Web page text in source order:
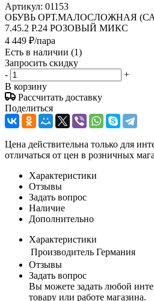
Артикул: 01153
ОБУВЬ ОРТ.МАЛОСЛОЖНАЯ
7.45.2 Р.24 РОЗОВЫЙ МИКС
4 449 ₽/пара
Есть в наличии (1)
Запросить скидку
-
+
В корзину
Рассчитать доставку
Поделиться
Цена действительна только для
отличаться от цен в розничных
Характеристики
Отзывы
Задать вопрос
Наличие
Дополнительно
Характеристики
Производитель Германия
Отзывы
Задать вопрос
Вы можете задать любой
товару или работе магазина.